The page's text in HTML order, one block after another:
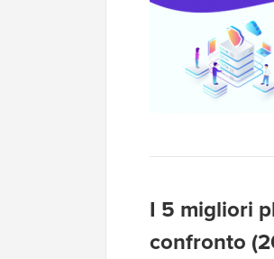
I 5 migliori
confronto